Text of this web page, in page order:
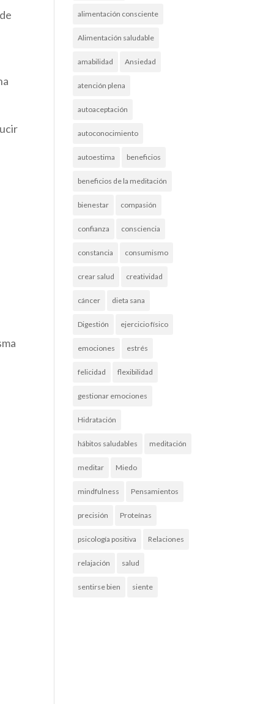
alimentación consciente
Alimentación saludable
amabilidad Ansiedad
atención plena
autoaceptación
autoconocimiento
autoestima beneficios
beneficios de la meditación
bienestar compasión
confianza consciencia
constancia consumismo
crear salud creatividad
cáncer dieta sana
Digestión ejercicio físico
emociones estrés
felicidad flexibilidad
gestionar emociones
Hidratación
hábitos saludables meditación
meditar Miedo
mindfulness Pensamientos
precisión Proteínas
psicología positiva Relaciones
relajación salud
sentirse bien siente